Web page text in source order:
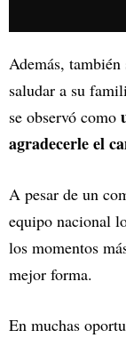
Además,
saludar a su
se observó como
agradecerle el
A pesar de un
equipo nacional
los momentos
mejor forma.
En muchas